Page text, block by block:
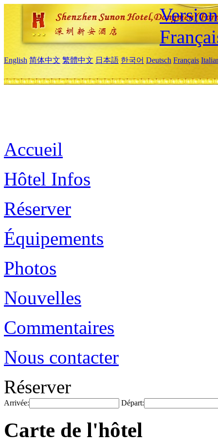
English 简体中文 繁體中文 日本語 한국어 Deutsch Français
Accueil
Hôtel Infos
Réserver
Équipements
Photos
Nouvelles
Commentaires
Nous contacter
Réserver
Arrivée: Départ:
Carte de l'hôtel